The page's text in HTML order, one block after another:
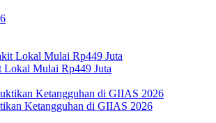
Mulai Rp449 Juta
Ketangguhan di GIIAS 2026